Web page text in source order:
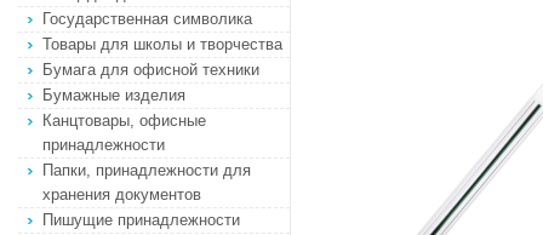
Государственная символика
Товары для школы и творчества
Бумага для офисной техники
Бумажные изделия
Канцтовары, офисные
принадлежности
Папки, принадлежности для
хранения документов
Пишущие принадлежности